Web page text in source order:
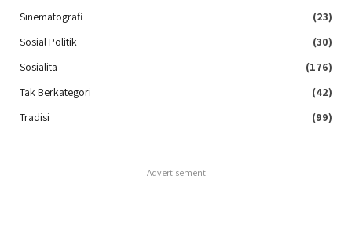
Sinematografi
(23)
Sosial Politik
(30)
Sosialita
(176)
Tak Berkategori
(42)
Tradisi
(99)
Advertisement